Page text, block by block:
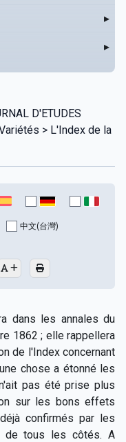
▸
▸
D'ETUDES
> L'Index de la
中文(台灣)
dans les annales du
1862 ; elle rappellera
de l'Index concernant
chose a étonné les
pas été prise plus
sur les bons effets
confirmés par les
de tous les côtés. A